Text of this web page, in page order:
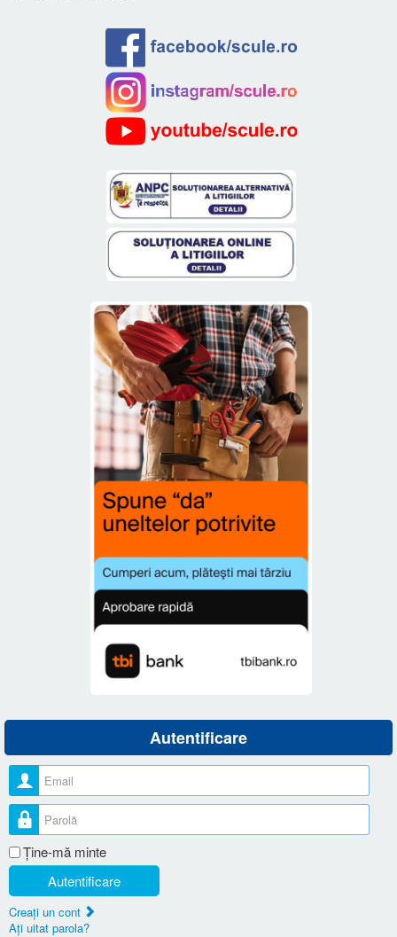
Autentificare
Nume utilizator
Parolă
Ţine-mă minte
Autentificare
Creaţi un cont
Aţi uitat parola?